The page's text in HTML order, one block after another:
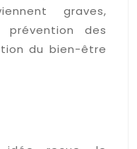
graves,
des
du bien-être